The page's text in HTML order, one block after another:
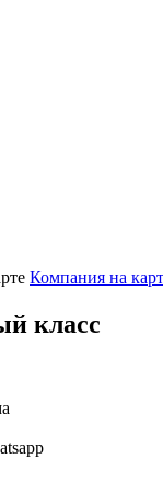
Компания на
класс